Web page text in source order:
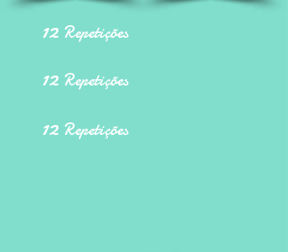
12 Repetições
12 Repetições
12 Repetições